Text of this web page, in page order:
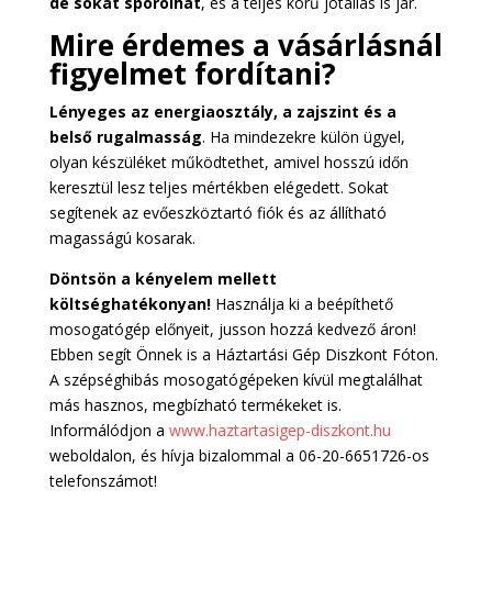
Mire érdemes a vásárlásnál
figyelmet fordítani?
Lényeges az energiaosztály, a zajszint és a
belső rugalmasság. Ha mindezekre külön ügyel,
olyan készüléket működtethet, amivel hosszú időn
keresztül lesz teljes mértékben elégedett. Sokat
segítenek az evőeszköztartó fiók és az állítható
magasságú kosarak.
Döntsön a kényelem mellett
költséghatékonyan!Használja ki a beépíthető
mosogatógép előnyeit, jusson hozzá kedvező áron!
Ebben segít Önnek is a Háztartási Gép Diszkont Fóton.
A szépséghibás mosogatógépeken kívül megtalálhat
más hasznos, megbízható termékeket is.
Informálódjon a www.haztartasigep-diszkont.hu
weboldalon, és hívja bizalommal a 06-20-6651726-os
telefonszámot!